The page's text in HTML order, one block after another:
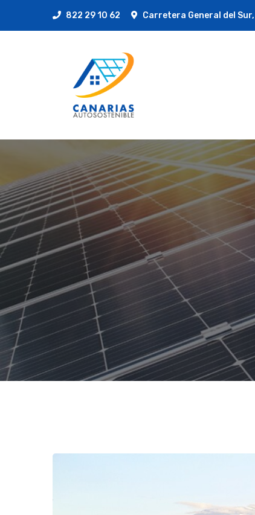
822 29 10 62 Carretera General del